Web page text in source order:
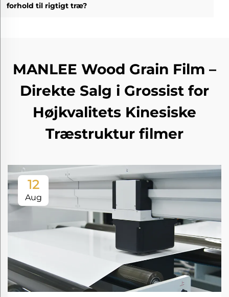
forhold til rigtigt træ?
MANLEE Wood Grain Film –
Direkte Salg i Grossist for
Højkvalitets Kinesiske
Træstruktur filmer
12
Aug